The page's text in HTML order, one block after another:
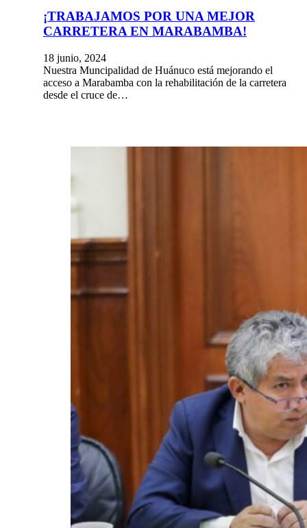
¡TRABAJAMOS POR UNA MEJOR
CARRETERA EN MARABAMBA!
18 junio, 2024
Nuestra Muncipalidad de Huánuco está mejorando el
acceso a Marabamba con la rehabilitación de la carretera
desde el cruce de…